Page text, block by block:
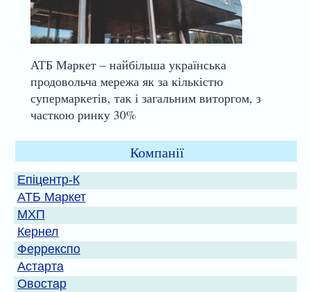
АТБ Маркет – найбільша українська
продовольча мережа як за кількістю
супермаркетів, так і загальним виторгом, з
часткою ринку 30%
Компанії
Епіцентр-К
АТБ Маркет
МХП
Кернел
Феррекспо
Астарта
Овостар